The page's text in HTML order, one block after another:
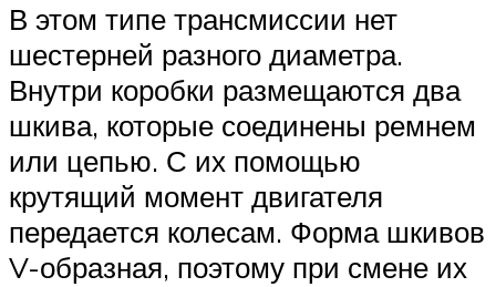
В этом типе трансмиссии нет
шестерней разного диаметра.
Внутри коробки размещаются два
шкива, которые соединены ремнем
или цепью. С их помощью
крутящий момент двигателя
передается колесам. Форма шкивов
V-образная, поэтому при смене их